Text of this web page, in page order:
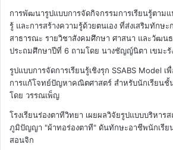
การพัฒนารูปแบบการจัดกิจกรรมการเรียนรู้ตาม
รู้ และการสร้างความรู้ด้วยตนเอง ที่ส่งเสริมทักษ
สาธารณะ รายวิชาสังคมศึกษา ศาสนา และวัฒน
ประถมศึกษาปีที่ 6 ถามโดย นางชัญญ์นิตา เขมะรั
รูปแบบการจัดการเรียนรู้เชิงรุก SSABS Model
การแก้โจทย์ปัญหาคณิตศาสตร์ สำหรับนักเรียนชั้
โดย วรรณเพ็ญ
โรงเรียนร่องตาทีวิทยา เผยผลวิจัยรูปแบบบริหา
ภูมิปัญญา "ผ้าทอร่องตาที" ดันทักษะอาชีพนักเรีย
สอนจิก